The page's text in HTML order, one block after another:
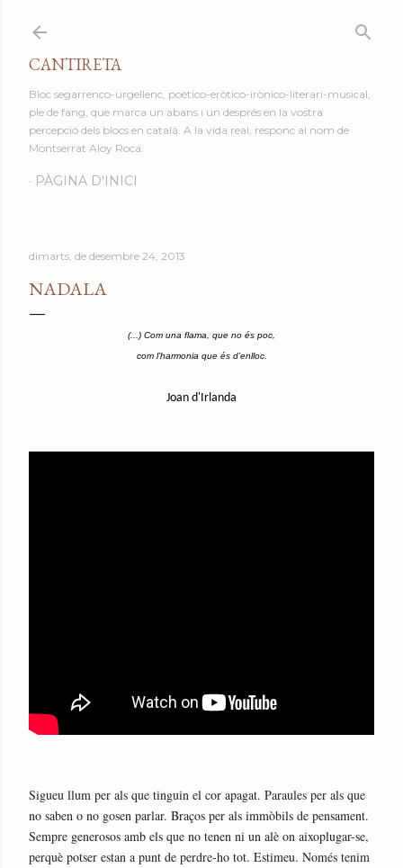
CANTIRETA
Bloc segarrenco-urgellenc, poètico-eròtico-irònico-literari-musical,
ple de fang, que marca un abans i un després en la vostra
percepció dels blocs en català. A la vida real, responc al nom de
Montserrat Aloy Roca.
PÀGINA D'INICI
dimarts, de desembre 24, 2013
NADALA
(...) Com una flama, que no és poc,
com l’harmonia que és d’enlloc.
Joan d'Irlanda
Sigueu llum per als que tinguin el cor apagat. Paraules per als que
no saben o no gosen parlar. Braços per als immòbils de pensament.
Sempre generosos amb els que no tenen ni un alè on aixoplugar-se,
perquè potser estan a punt de perdre-ho tot. Estimeu. Només tenim